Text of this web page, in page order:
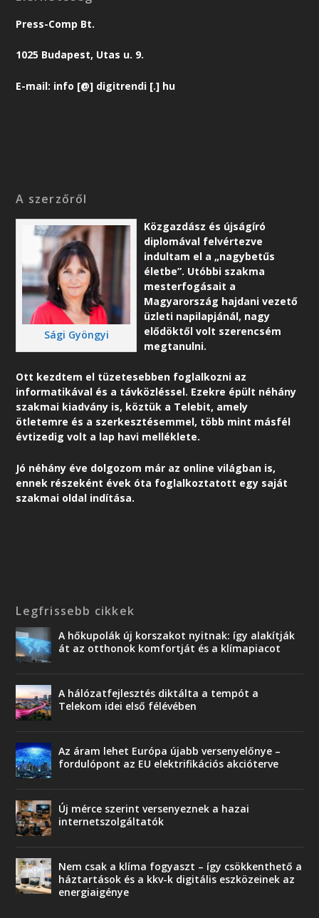
Press-Comp Bt.
1025 Budapest, Utas u. 9.
E-mail: info [@] digitrendi [.] hu
A szerzőről
Sági Gyöngyi
Közgazdász és újságíró
diplomával felvértezve
indultam el a „nagybetűs
életbe”. Utóbbi szakma
mesterfogásait a
Magyarország hajdani vezető
üzleti napilapjánál, nagy
elődöktől volt szerencsém
megtanulni.
Ott kezdtem el tüzetesebben foglalkozni az
informatikával és a távközléssel. Ezekre épült néhány
szakmai kiadvány is, köztük a Telebit, amely
ötletemre és a szerkesztésemmel, több mint másfél
évtizedig volt a lap havi melléklete.
Jó néhány éve dolgozom már az online világban is,
ennek részeként évek óta foglalkoztatott egy saját
szakmai oldal indítása.
Legfrissebb cikkek
A hőkupolák új korszakot nyitnak: így alakítják
át az otthonok komfortját és a klímapiacot
A hálózatfejlesztés diktálta a tempót a
Telekom idei első félévében
Az áram lehet Európa újabb versenyelőnye –
fordulópont az EU elektrifikációs akcióterve
Új mérce szerint versenyeznek a hazai
internetszolgáltatók
Nem csak a klíma fogyaszt – így csökkenthető a
háztartások és a kkv-k digitális eszközeinek az
energiaigénye